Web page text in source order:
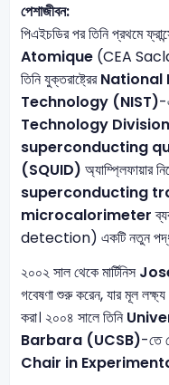
পেশাজীবন:
পিএইচডির পর তিনি প্রথমে
Atomique (CEA
তিনি যুক্তরাষ্ট্রেরNational
Technology (NIST)-
Technology Division
superconducting
(SQUID) অ্যাম্প্লিফায়ার
superconducting
microcalorimeter
detection) একটি নতুন
২০০২ সাল থেকে মার্টিনিস
গবেষণা শুরু করেন, যার মূল লক্ষ্য
করা। ২০০৪ সালে তিনি
Barbara (UCSB)-তে
Chair in